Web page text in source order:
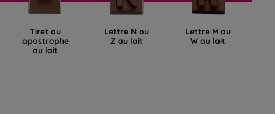
Tiret ou
apostrophe
au lait
Lettre N ou
Z au lait
Lettre M ou
W au lait